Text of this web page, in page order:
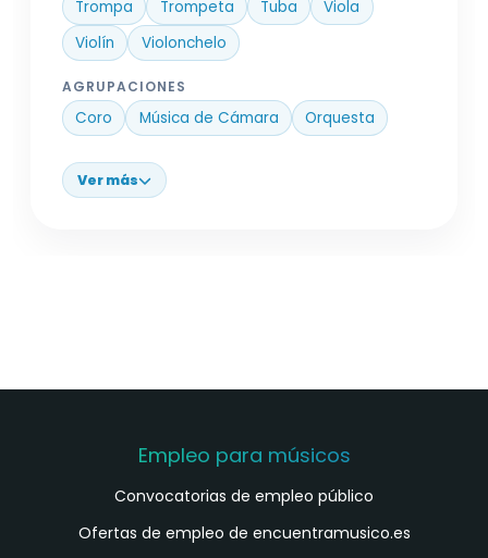
Trompa
Trompeta Tuba
Viola
Violín
Violonchelo
AGRUPACIONES
Coro Música de Cámara Orquesta
Ver más
Empleo para músicos
Convocatorias de empleo público
Ofertas de empleo de encuentramusico.es